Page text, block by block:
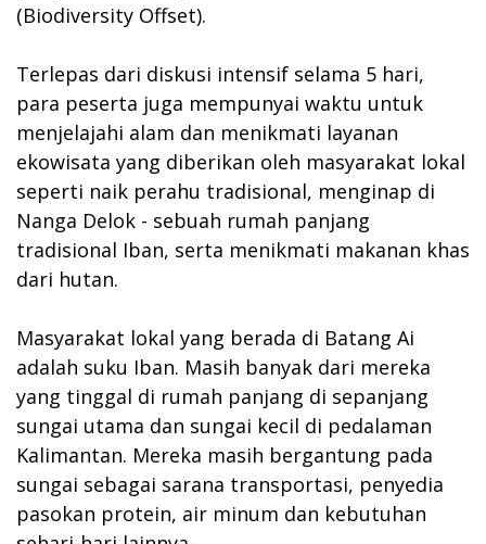
(Biodiversity Offset).
Terlepas dari diskusi intensif selama 5 hari,
para peserta juga mempunyai waktu untuk
menjelajahi alam dan menikmati layanan
ekowisata yang diberikan oleh masyarakat lokal
seperti naik perahu tradisional, menginap di
Nanga Delok - sebuah rumah panjang
tradisional Iban, serta menikmati makanan khas
dari hutan.
Masyarakat lokal yang berada di Batang Ai
adalah suku Iban. Masih banyak dari mereka
yang tinggal di rumah panjang di sepanjang
sungai utama dan sungai kecil di pedalaman
Kalimantan. Mereka masih bergantung pada
sungai sebagai sarana transportasi, penyedia
pasokan protein, air minum dan kebutuhan